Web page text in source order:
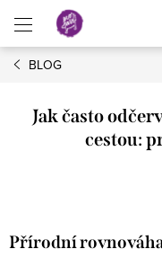
obsah
BLOG
Jak často
cestou:
Přírodní